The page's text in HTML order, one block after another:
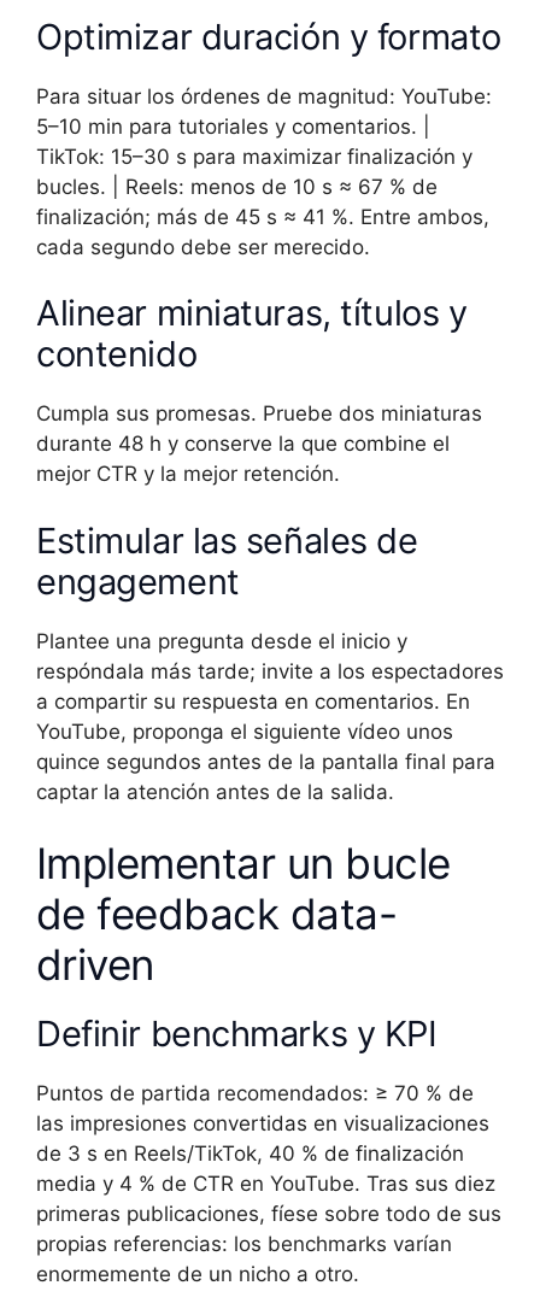
Optimizar duración y formato
Para situar los órdenes de magnitud: YouTube:
5–10 min para tutoriales y comentarios. |
TikTok: 15–30 s para maximizar finalización y
bucles. | Reels: menos de 10 s ≈ 67 % de
finalización; más de 45 s ≈ 41 %. Entre ambos,
cada segundo debe ser merecido.
Alinear miniaturas, títulos y
contenido
Cumpla sus promesas. Pruebe dos miniaturas
durante 48 h y conserve la que combine el
mejor CTR y la mejor retención.
Estimular las señales de
engagement
Plantee una pregunta desde el inicio y
respóndala más tarde; invite a los espectadores
a compartir su respuesta en comentarios. En
YouTube, proponga el siguiente vídeo unos
quince segundos antes de la pantalla final para
captar la atención antes de la salida.
Implementar un bucle
de feedback data-
driven
Definir benchmarks y KPI
Puntos de partida recomendados: ≥ 70 % de
las impresiones convertidas en visualizaciones
de 3 s en Reels/TikTok, 40 % de finalización
media y 4 % de CTR en YouTube. Tras sus diez
primeras publicaciones, fíese sobre todo de sus
propias referencias: los benchmarks varían
enormemente de un nicho a otro.